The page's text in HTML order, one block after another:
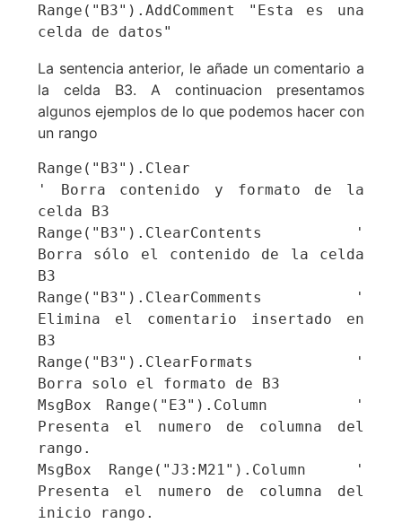
Range("B3").AddComment "Esta es una
celda de datos"
La sentencia anterior, le añade un comentario a
la celda B3. A continuacion presentamos
algunos ejemplos de lo que podemos hacer con
un rango
Range("B3").Clear
' Borra contenido y formato de la
celda B3
Range("B3").ClearContents          '
Borra sólo el contenido de la celda
B3
Range("B3").ClearComments      '
Elimina el comentario insertado en
B3
Range("B3").ClearFormats           '
Borra solo el formato de B3
MsgBox Range("E3").Column      '
Presenta el numero de columna del
rango.
MsgBox Range("J3:M21").Column   '
Presenta el numero de columna del
inicio rango.